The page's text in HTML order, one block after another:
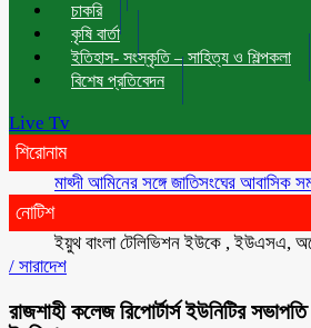
চাকরি
কৃষি বার্তা
ইতিহাস- সংস্কৃতি – সাহিত্য ও শিল্পকলা
বিশেষ প্রতিবেদন
Live Tv
শিরোনাম
মাহ্দী আমিনের সঙ্গে জাতিসংঘের আবাসিক
নোটিশ
ইয়ুথ বাংলা টেলিভিশন ইউকে , ইউএসএ,
/ সারাদেশ
রাজশাহী কলেজ রিপোর্টার্স ইউনিটির